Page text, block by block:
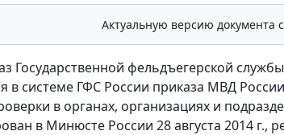
Актуальную версию документа
Государственной фельдъегерской
в системе ГФС России приказа МВД
в органах, организациях и
в Минюсте России 28 августа 2014 г.,